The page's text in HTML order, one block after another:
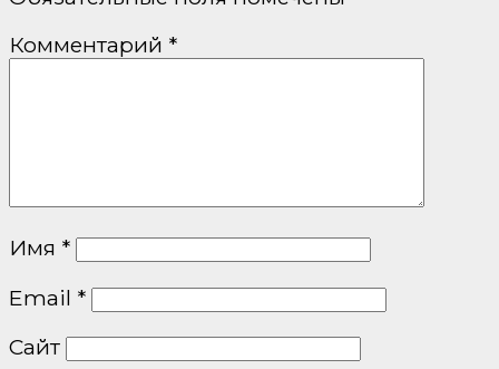
Комментарий *
Имя *
Email *
Сайт